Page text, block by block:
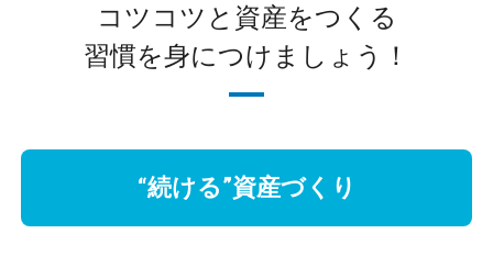
コツコツと資産をつくる
習慣を身につけましょう！
“続ける”資産づくり